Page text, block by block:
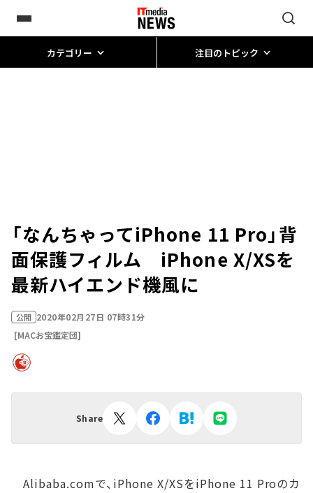
カテゴリー 注目のトピック
「なんちゃってiPhone 11 Pro」背
面保護フィルム iPhone X/XSを
最新ハイエンド機風に
公開 2020年02月27日 07時31分
[MACお宝鑑定団]
Share
Alibaba.comで、iPhone X/XSをiPhone 11 Proのカ